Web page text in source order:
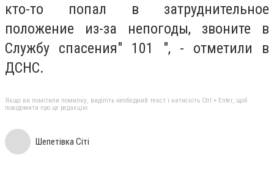
кто-то попал в затруднительное
положение из-за непогоды, звоните в
Службу спасения" 101 ", - отметили в
ДСНС.
Якщо ви помітили помилку, виділіть необхідний текст і натисніть Ctrl + Enter, щоб
повідомити про це редакцію
Шепетівка Сіті